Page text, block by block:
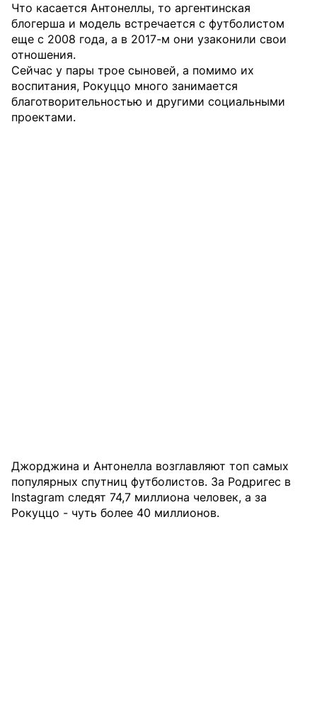
Что касается Антонеллы, то аргентинская
блогерша и модель встречается с футболистом
еще с 2008 года, а в 2017-м они узаконили свои
отношения.
Сейчас у пары трое сыновей, а помимо их
воспитания, Рокуццо много занимается
благотворительностью и другими социальными
проектами.
Джорджина и Антонелла возглавляют топ самых
популярных спутниц футболистов. За Родригес в
Instagram следят 74,7 миллиона человек, а за
Рокуццо - чуть более 40 миллионов.